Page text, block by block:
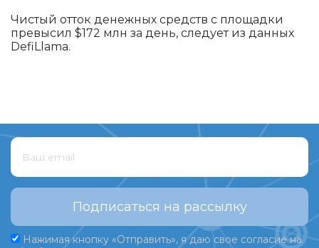
Чистый отток денежных средств с площадки
превысил $172 млн за день, следует из данных
DefiLlama.
Подписаться на рассылку
Нажимая кнопку «Отправить», я даю свое согласие на